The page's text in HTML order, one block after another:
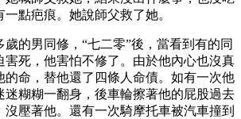
點疤痕。她說師父救了她。
的男同修，“七二零”後，當看到有的同
害死，他害怕不修了。由於他內心也沒真
的命，替他還了四條人命債。如有一次他
迷糊糊一翻身，後車輪擦著他的屁股過去
沒壓著他。還有一次騎摩托車被汽車撞到